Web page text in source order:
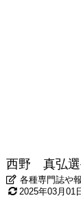
西野 真弘選
各種専門誌や
2025年03月01